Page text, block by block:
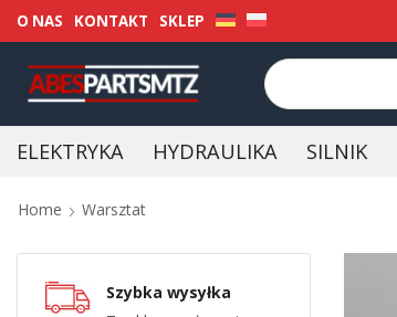
O NAS KONTAKT SKLEP
ELEKTRYKA HYDRAULIKA SILNIK
Home Warsztat
Szybka wysyłka